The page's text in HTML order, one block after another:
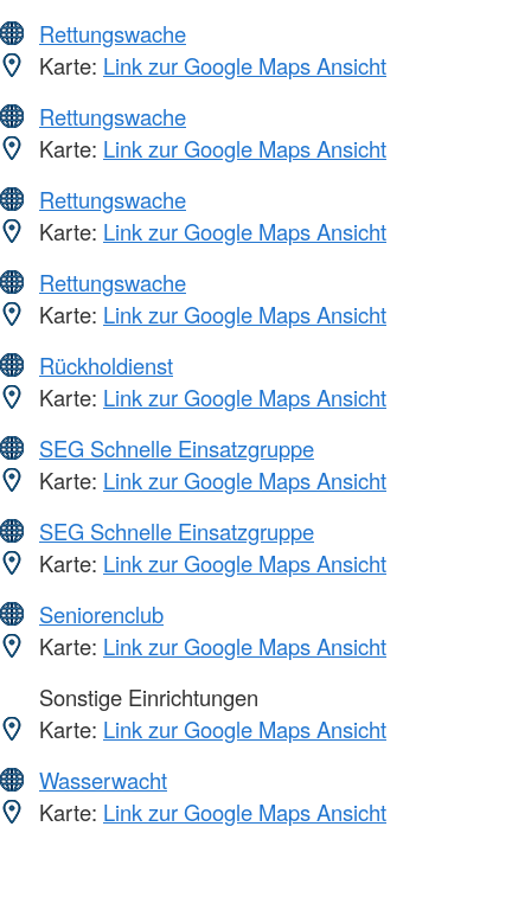
Rettungswache
Karte: Link zur Google Maps Ansicht
Rettungswache
Karte: Link zur Google Maps Ansicht
Rettungswache
Karte: Link zur Google Maps Ansicht
Rettungswache
Karte: Link zur Google Maps Ansicht
Rückholdienst
Karte: Link zur Google Maps Ansicht
SEG Schnelle Einsatzgruppe
Karte: Link zur Google Maps Ansicht
SEG Schnelle Einsatzgruppe
Karte: Link zur Google Maps Ansicht
Seniorenclub
Karte: Link zur Google Maps Ansicht
Sonstige Einrichtungen
Karte: Link zur Google Maps Ansicht
Wasserwacht
Karte: Link zur Google Maps Ansicht